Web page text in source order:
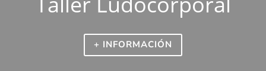
+ INFORMACIÓN